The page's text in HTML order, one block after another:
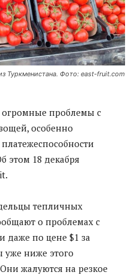
Туркменистана. Фото: east-fruit.com
огромные проблемы с
особенно
этом 18 декабря
тепличных
о проблемах с
даже по цене $1 за
уже ниже этого
жалуются на резкое